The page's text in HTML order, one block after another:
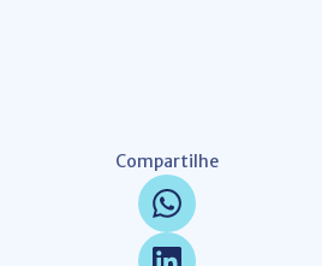
Compartilhe